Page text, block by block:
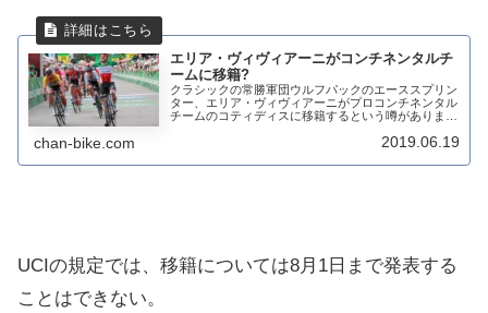
エリア・ヴィヴィアーニがコンチネンタルチ
ームに移籍?
クラシックの常勝軍団ウルフパックのエーススプリン
ター、エリア・ヴィヴィアーニがプロコンチネンタル
チームのコティディスに移籍するという噂がありま
ーに移籍するという噂がある。エリア・ヴィヴィアー
chan-bike.com 2019.06.19
UCIの規定では、移籍については8月1日まで発表する
ことはできない。